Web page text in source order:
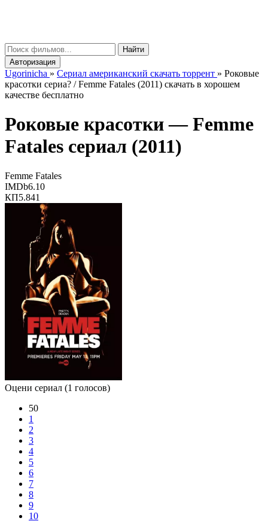
Найти
Авторизация
Ugorinicha » Сериал американский скачать торрент » Роковые
красотки сериа? / Femme Fatales (2011) скачать в хорошем
качестве бесплатно
Роковые красотки —Femme
Fatales сериал (2011)
Femme Fatales
IMDb6.10
КП5.841
Оцени сериал (1 голосов)
50
1
2
3
4
5
6
7
8
9
10